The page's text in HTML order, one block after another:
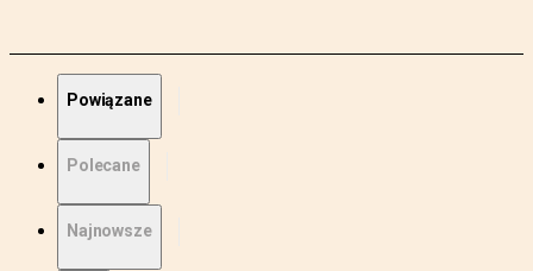
Powiązane
Polecane
Najnowsze